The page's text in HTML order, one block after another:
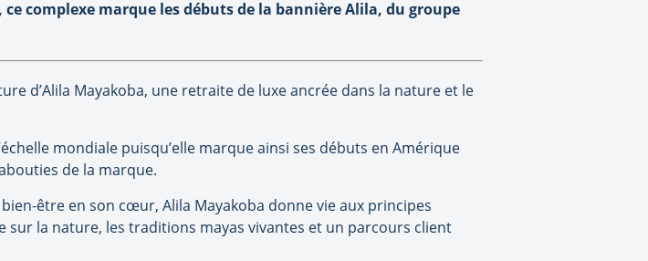
complexe marque les débuts de la bannière Alila, du groupe
d’Alila Mayakoba, une retraite de luxe ancrée dans la nature et le
mondiale puisqu’elle marque ainsi ses débuts en Amérique
de la marque.
être en son cœur, Alila Mayakoba donne vie aux principes
la nature, les traditions mayas vivantes et un parcours client